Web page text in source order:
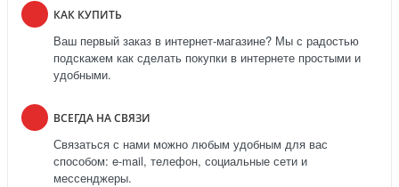
КАК КУПИТЬ
Ваш первый заказ в интернет-магазине? Мы с радостью
подскажем как сделать покупки в интернете простыми и
удобными.
ВСЕГДА НА СВЯЗИ
Связаться с нами можно любым удобным для вас
способом: e-mail, телефон, социальные сети и
мессенджеры.